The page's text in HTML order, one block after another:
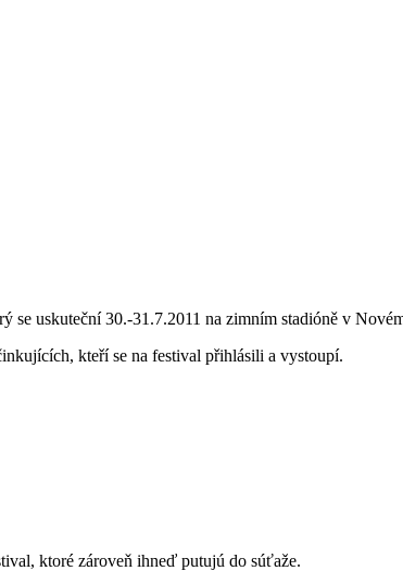
uskuteční 30.-31.7.2011 na zimním stadióně v
kteří se na festival přihlásili a vystoupí.
ktoré zároveň ihneď putujú do súťaže.